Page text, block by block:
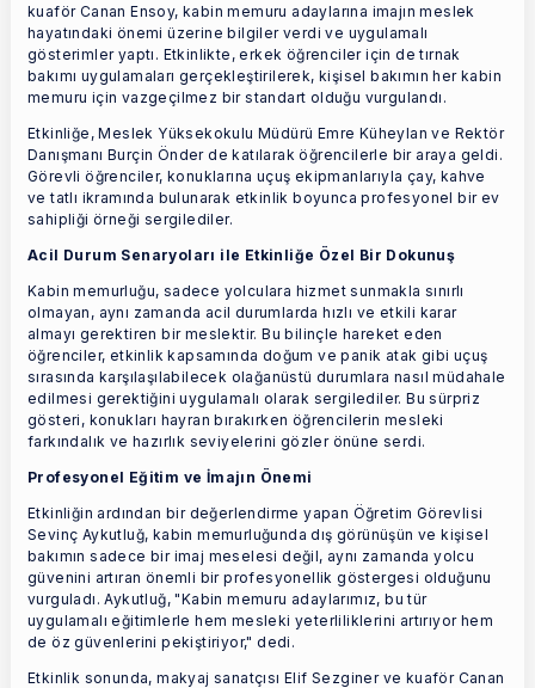
kuaför Canan Ensoy, kabin memuru adaylarına imajın meslek
hayatındaki önemi üzerine bilgiler verdi ve uygulamalı
gösterimler yaptı. Etkinlikte, erkek öğrenciler için de tırnak
bakımı uygulamaları gerçekleştirilerek, kişisel bakımın her kabin
memuru için vazgeçilmez bir standart olduğu vurgulandı.
Etkinliğe, Meslek Yüksekokulu Müdürü Emre Küheylan ve Rektör
Danışmanı Burçin Önder de katılarak öğrencilerle bir araya geldi.
Görevli öğrenciler, konuklarına uçuş ekipmanlarıyla çay, kahve
ve tatlı ikramında bulunarak etkinlik boyunca profesyonel bir ev
sahipliği örneği sergilediler.
Acil Durum Senaryoları ile Etkinliğe Özel Bir Dokunuş
Kabin memurluğu, sadece yolculara hizmet sunmakla sınırlı
olmayan, aynı zamanda acil durumlarda hızlı ve etkili karar
almayı gerektiren bir meslektir. Bu bilinçle hareket eden
öğrenciler, etkinlik kapsamında doğum ve panik atak gibi uçuş
sırasında karşılaşılabilecek olağanüstü durumlara nasıl müdahale
edilmesi gerektiğini uygulamalı olarak sergilediler. Bu sürpriz
gösteri, konukları hayran bırakırken öğrencilerin mesleki
farkındalık ve hazırlık seviyelerini gözler önüne serdi.
Profesyonel Eğitim ve İmajın Önemi
Etkinliğin ardından bir değerlendirme yapan Öğretim Görevlisi
Sevinç Aykutluğ, kabin memurluğunda dış görünüşün ve kişisel
bakımın sadece bir imaj meselesi değil, aynı zamanda yolcu
güvenini artıran önemli bir profesyonellik göstergesi olduğunu
vurguladı. Aykutluğ, "Kabin memuru adaylarımız, bu tür
uygulamalı eğitimlerle hem mesleki yeterliliklerini artırıyor hem
de öz güvenlerini pekiştiriyor," dedi.
Etkinlik sonunda, makyaj sanatçısı Elif Sezginer ve kuaför Canan